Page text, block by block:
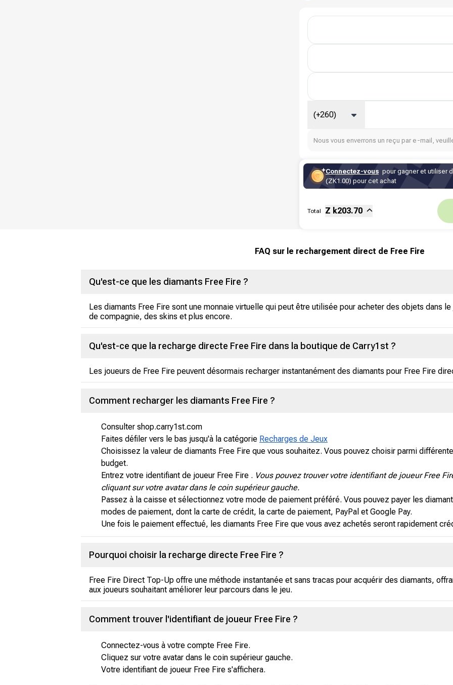
(+260)
Nous vous enverrons un reçu par e-mail,
Connectez-vous pour gagner et utiliser
(ZK1.00) pour cet achat
Fee
Total Z k203.70
FAQ sur le rechargement direct de Free Fire
Qu'est-ce que les diamants Free Fire ?
Les diamants Free Fire sont une monnaie virtuelle qui peut être utilisée pour acheter des objets dans
de compagnie, des skins et plus encore.
Qu'est-ce que la recharge directe Free Fire dans la boutique de Carry1st ?
Les joueurs de Free Fire peuvent désormais recharger instantanément des diamants pour Free Fire
Comment recharger les diamants Free Fire ?
Consulter shop.carry1st.com
Faites défiler vers le bas jusqu'à la catégorie Recharges de Jeux
Choisissez la valeur de diamants Free Fire que vous souhaitez. Vous pouvez choisir parmi
budget.
Entrez votre identifiant de joueur Free Fire . Vous pouvez trouver votre identifiant de joueur Free
cliquant sur votre avatar dans le coin supérieur gauche.
Passez à la caisse et sélectionnez votre mode de paiement préféré. Vous pouvez payer les
modes de paiement, dont la carte de crédit, la carte de paiement, PayPal et Google Pay.
Une fois le paiement effectué, les diamants Free Fire que vous avez achetés seront rapidement
Pourquoi choisir la recharge directe Free Fire ?
Free Fire Direct Top-Up offre une méthode instantanée et sans tracas pour acquérir des diamants,
aux joueurs souhaitant améliorer leur parcours dans le jeu.
Comment trouver l'identifiant de joueur Free Fire ?
Connectez-vous à votre compte Free Fire.
Cliquez sur votre avatar dans le coin supérieur gauche.
Votre identifiant de joueur Free Fire s'affichera.